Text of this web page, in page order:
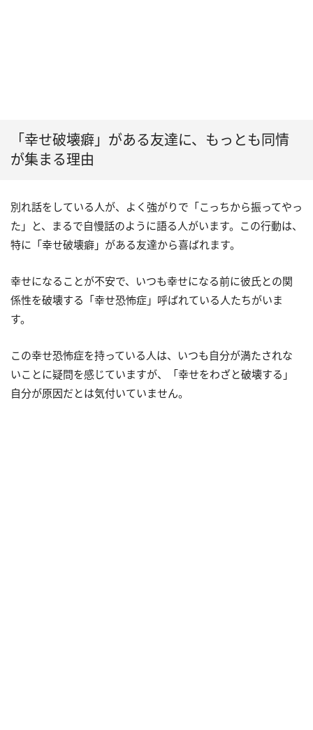
「幸せ破壊癖」がある友達に、もっとも同情
が集まる理由
別れ話をしている人が、よく強がりで「こっちから振ってやっ
た」と、まるで自慢話のように語る人がいます。この行動は、
特に「幸せ破壊癖」がある友達から喜ばれます。
幸せになることが不安で、いつも幸せになる前に彼氏との関
係性を破壊する「幸せ恐怖症」呼ばれている人たちがいま
す。
この幸せ恐怖症を持っている人は、いつも自分が満たされな
いことに疑問を感じていますが、「幸せをわざと破壊する」
自分が原因だとは気付いていません。